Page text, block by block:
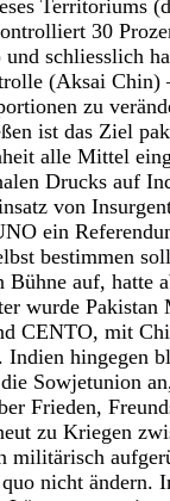
Territoriums
30
schliesslich
(Aksai Chin)
zu
ist das Ziel
alle Mittel
Drucks auf
von
ein
bestimmen
Bühne auf, hatte
wurde
CENTO, mit
Indien hingegen
Sowjetunion
Frieden,
zu Kriegen
militärisch
nicht ändern.